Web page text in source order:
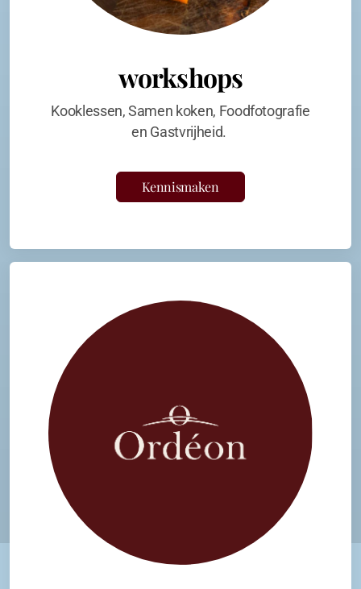
workshops
Kooklessen, Samen koken, Foodfotografie
en Gastvrijheid.
Kennismaken